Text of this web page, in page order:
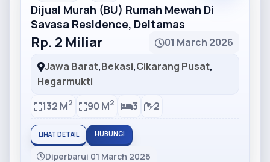
Dijual Murah (BU) Rumah Mewah Di
Savasa Residence, Deltamas
Rp. 2 Miliar
01 March 2026
Jawa Barat,Bekasi,Cikarang Pusat,
Hegarmukti
132 M2 90 M2 3 2
LIHAT DETAIL HUBUNGI
Diperbarui 01 March 2026